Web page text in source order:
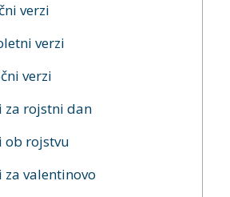
verzi
verzi
verzi
za rojstni dan
ob rojstvu
za valentinovo